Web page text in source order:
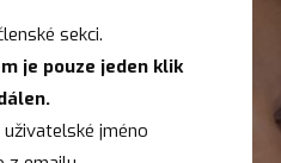
sekci.
je pouze jeden klik
jméno